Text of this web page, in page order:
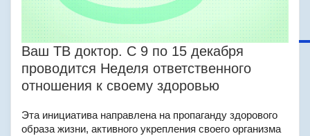
Ваш ТВ доктор. С 9 по 15 декабря
проводится Неделя ответственного
отношения к своему здоровью
Эта инициатива направлена на пропаганду здорового
образа жизни, активного укрепления своего организма